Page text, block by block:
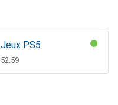
Jeux PS5
CHF
52.59